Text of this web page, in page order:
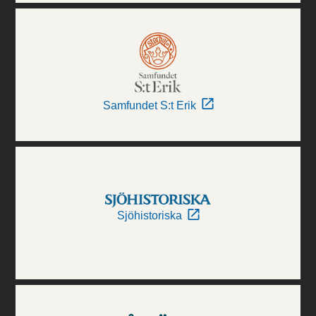
Samfundet S:t Erik
Sjöhistoriska